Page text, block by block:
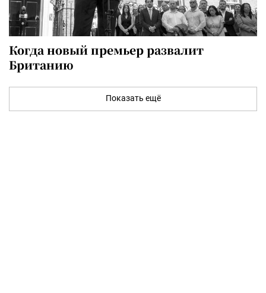
Когда новый премьер развалит
Британию
Показать ещё